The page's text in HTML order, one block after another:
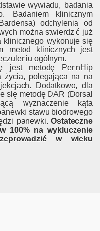
wywiadu, badania
Badaniem klinicznym
odchylenia od
można stwierdzić już
klinicznego wykonuje się
metod klinicznych jest
ogólnym.
jest metodę PennHip
życia, polegająca na na
Dodatkowo, dla
się metodę DAR (Dorsal
wyznaczenie kąta
stawu biodrowego
panewki. Ostateczne
100% na wykluczenie
w wieku